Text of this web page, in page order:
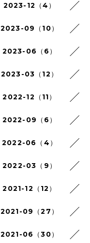
2023-12（4）
2023-09（10）
2023-06（6）
2023-03（12）
2022-12（11）
2022-09（6）
2022-06（4）
2022-03（9）
2021-12（12）
2021-09（27）
2021-06（30）